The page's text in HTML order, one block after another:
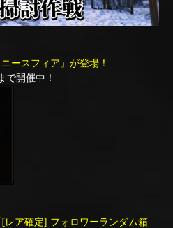
ースフィア」が登場！
開催中！
レア確定] フォロワーランダム箱